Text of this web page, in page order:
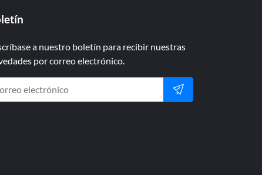
a nuestro boletín para recibir nuestras
por correo electrónico.